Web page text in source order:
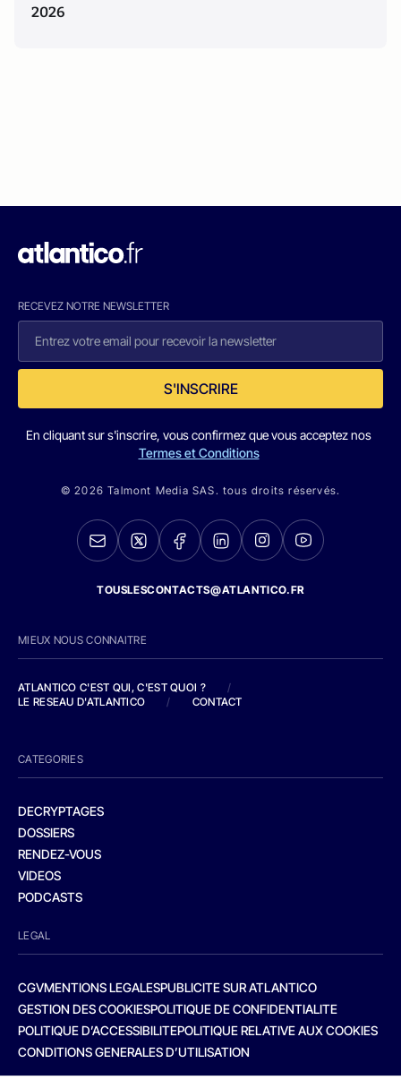
2026
RECEVEZ NOTRE NEWSLETTER
S'INSCRIRE
En cliquant sur s'inscrire, vous confirmez que vous acceptez nos
Termes et Conditions
© 2026 Talmont Media SAS. tous droits réservés.
TOUSLESCONTACTS@ATLANTICO.FR
MIEUX NOUS CONNAITRE
ATLANTICO C'EST QUI, C'EST QUOI ?
/
LE RESEAU D'ATLANTICO
/ CONTACT
CATEGORIES
DECRYPTAGES
DOSSIERS
RENDEZ-VOUS
VIDEOS
PODCASTS
LEGAL
CGVMENTIONS LEGALESPUBLICITE SUR ATLANTICO
GESTION DES COOKIESPOLITIQUE DE CONFIDENTIALITE
POLITIQUE D’ACCESSIBILITEPOLITIQUE RELATIVE AUX COOKIES
CONDITIONS GENERALES D’UTILISATION